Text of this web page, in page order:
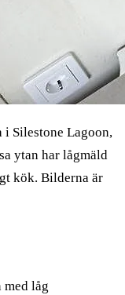
i Silestone Lagoon,
ytan har lågmäld
kök. Bilderna är
med låg